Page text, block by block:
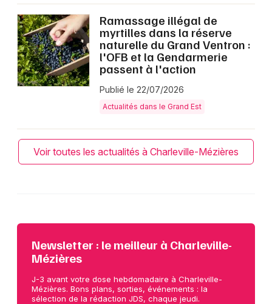
Ramassage illégal de
myrtilles dans la réserve
naturelle du Grand Ventron :
l'OFB et la Gendarmerie
passent à l'action
Publié le 22/07/2026
Actualités dans le Grand Est
Voir toutes les actualités à Charleville-Mézières
Newsletter : le meilleur à Charleville-
Mézières
J-3 avant votre dose hebdomadaire à Charleville-
Mézières. Bons plans, sorties, événements : la
sélection de la rédaction JDS, chaque jeudi.